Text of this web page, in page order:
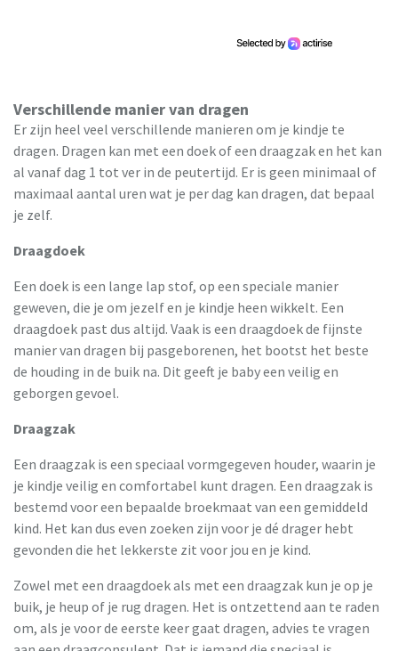
Verschillende manier van dragen
Er zijn heel veel verschillende manieren om je kindje te
dragen. Dragen kan met een doek of een draagzak en het kan
al vanaf dag 1 tot ver in de peutertijd. Er is geen minimaal of
maximaal aantal uren wat je per dag kan dragen, dat bepaal
je zelf.
Draagdoek
Een doek is een lange lap stof, op een speciale manier
geweven, die je om jezelf en je kindje heen wikkelt. Een
draagdoek past dus altijd. Vaak is een draagdoek de fijnste
manier van dragen bij pasgeborenen, het bootst het beste
de houding in de buik na. Dit geeft je baby een veilig en
geborgen gevoel.
Draagzak
Een draagzak is een speciaal vormgegeven houder, waarin je
je kindje veilig en comfortabel kunt dragen. Een draagzak is
bestemd voor een bepaalde broekmaat van een gemiddeld
kind. Het kan dus even zoeken zijn voor je dé drager hebt
gevonden die het lekkerste zit voor jou en je kind.
Zowel met een draagdoek als met een draagzak kun je op je
buik, je heup of je rug dragen. Het is ontzettend aan te raden
om, als je voor de eerste keer gaat dragen, advies te vragen